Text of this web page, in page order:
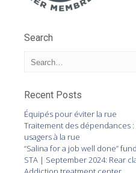
Search
Recent Posts
Équipés pour éviter la rue
Traitement des dépendances
usagers à la rue
“Salina for a job well done” fund
STA | September 2024: Rear